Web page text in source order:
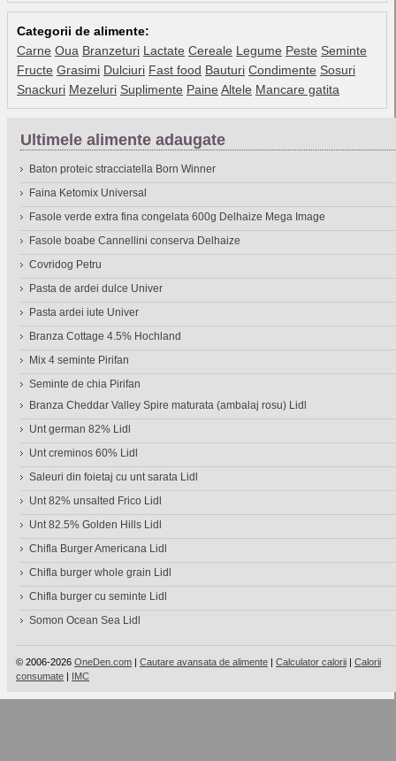
Categorii de alimente:
Carne Oua Branzeturi Lactate Cereale Legume Peste Seminte
Fructe Grasimi Dulciuri Fast food Bauturi Condimente Sosuri
Snackuri Mezeluri Suplimente Paine Altele Mancare gatita
Ultimele alimente adaugate
Baton proteic stracciatella Born Winner
Faina Ketomix Universal
Fasole verde extra fina congelata 600g Delhaize Mega Image
Fasole boabe Cannellini conserva Delhaize
Covridog Petru
Pasta de ardei dulce Univer
Pasta ardei iute Univer
Branza Cottage 4.5% Hochland
Mix 4 seminte Pirifan
Seminte de chia Pirifan
Branza Cheddar Valley Spire maturata (ambalaj rosu) Lidl
Unt german 82% Lidl
Unt creminos 60% Lidl
Saleuri din foietaj cu unt sarata Lidl
Unt 82% unsalted Frico Lidl
Unt 82.5% Golden Hills Lidl
Chifla Burger Americana Lidl
Chifla burger whole grain Lidl
Chifla burger cu seminte Lidl
Somon Ocean Sea Lidl
© 2006-2026 OneDen.com | Cautare avansata de alimente | Calculator calorii | Calorii
consumate | IMC